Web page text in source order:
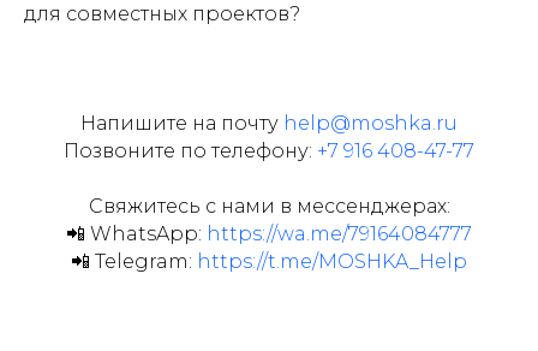
для совместных проектов?
Напишите на почту help@moshka.ru
Позвоните по телефону: +7 916 408-47-77
Свяжитесь с нами в мессенджерах:
📲 WhatsApp: https://wa.me/79164084777
📲 Telegram: https://t.me/MOSHKA_Help